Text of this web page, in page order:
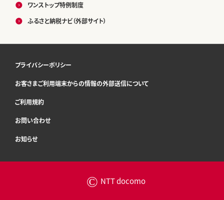
ワンストップ特例制度
ふるさと納税ナビ（外部サイト）
プライバシーポリシー
お客さまご利用端末からの情報の外部送信について
ご利用規約
お問い合わせ
お知らせ
© NTT docomo